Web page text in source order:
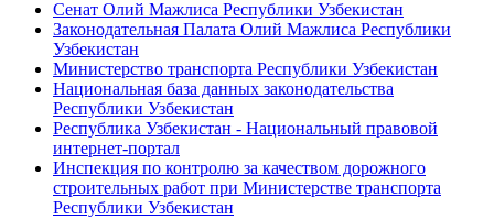
Сенат Олий Мажлиса Республики Узбекистан
Законодательная Палата Олий Мажлиса Республики
Узбекистан
Министерство транспорта Республики Узбекистан
Национальная база данных законодательства
Республики Узбекистан
Республика Узбекистан - Национальный правовой
интернет-портал
Инспекция по контролю за качеством дорожного
строительных работ при Министерстве транспорта
Республики Узбекистан